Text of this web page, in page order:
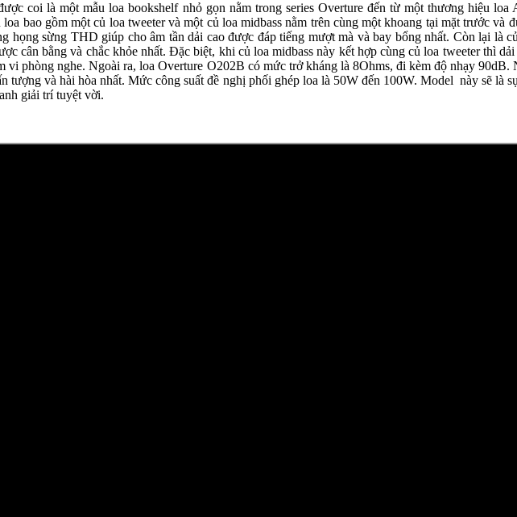
coi là một mẫu loa bookshelf nhỏ gọn nằm trong series Overture đến từ một thương hiệu
bao gồm một củ loa tweeter và một củ loa midbass nằm trên cùng một khoang tại mặt trước và
họng sừng THD giúp cho âm tần dải cao được đáp tiếng mượt mà và bay bổng nhất. Còn lại là
cân bằng và chắc khỏe nhất. Đặc biệt, khi củ loa midbass này kết hợp cùng củ loa tweeter thì
vi phòng nghe. Ngoài ra, loa Overture O202B có mức trở kháng là 8Ohms, đi kèm độ nhạy
tượng và hài hòa nhất. Mức công suất đề nghị phối ghép loa là 50W đến 100W. Model này sẽ là
giải trí tuyệt vời.